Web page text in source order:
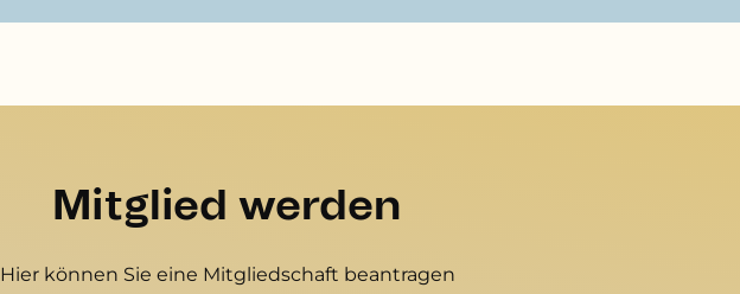
Mitglied werden
Hier können Sie eine Mitgliedschaft beantragen